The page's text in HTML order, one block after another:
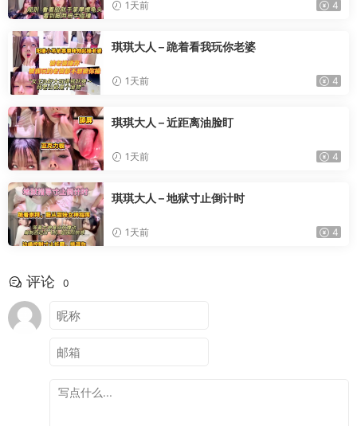
1天前 4
琪琪大人 – 跪着看我玩你老婆
1天前 4
琪琪大人 – 近距离油脸盯
1天前 4
琪琪大人 – 地狱寸止倒计时
1天前 4
评论 0